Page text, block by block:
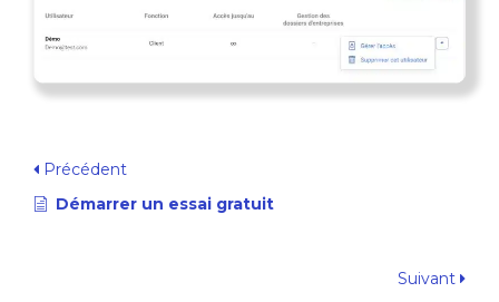
Précédent
Démarrer un essai gratuit
Suivant